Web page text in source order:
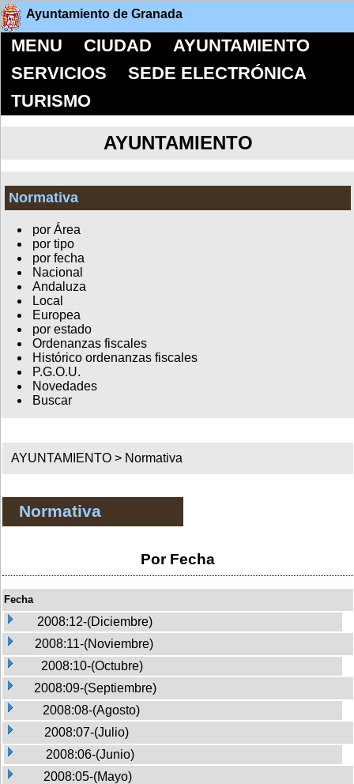
Ayuntamiento de Granada
MENU CIUDAD
AYUNTAMIENTO
SERVICIOS
SEDE ELECTRÓNICA
TURISMO
AYUNTAMIENTO
Normativa
por Área
por tipo
por fecha
Nacional
Andaluza
Local
Europea
por estado
Ordenanzas fiscales
Histórico ordenanzas fiscales
P.G.O.U.
Novedades
Buscar
AYUNTAMIENTO > Normativa
Normativa
Por Fecha
Fecha
2008:12-(Diciembre)
2008:11-(Noviembre)
2008:10-(Octubre)
2008:09-(Septiembre)
2008:08-(Agosto)
2008:07-(Julio)
2008:06-(Junio)
2008:05-(Mayo)